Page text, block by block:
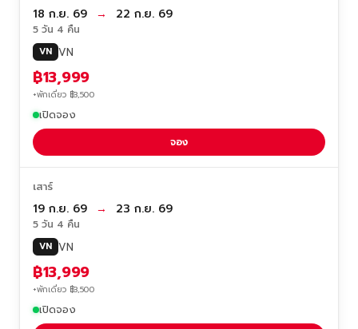
18 ก.ย. 69 → 22 ก.ย. 69
5 วัน 4 คืน
VN VN
฿13,999
+พักเดี่ยว ฿3,500
เปิดจอง
จอง
เสาร์
19 ก.ย. 69 → 23 ก.ย. 69
5 วัน 4 คืน
VN VN
฿13,999
+พักเดี่ยว ฿3,500
เปิดจอง